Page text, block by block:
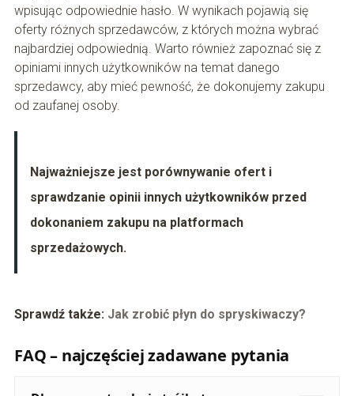
wpisując odpowiednie hasło. W wynikach pojawią się
oferty różnych sprzedawców, z których można wybrać
najbardziej odpowiednią. Warto również zapoznać się z
opiniami innych użytkowników na temat danego
sprzedawcy, aby mieć pewność, że dokonujemy zakupu
od zaufanej osoby.
Najważniejsze jest porównywanie ofert i
sprawdzanie opinii innych użytkowników przed
dokonaniem zakupu na platformach
sprzedażowych.
Sprawdź także: Jak zrobić płyn do spryskiwaczy?
FAQ – najczęściej zadawane pytania